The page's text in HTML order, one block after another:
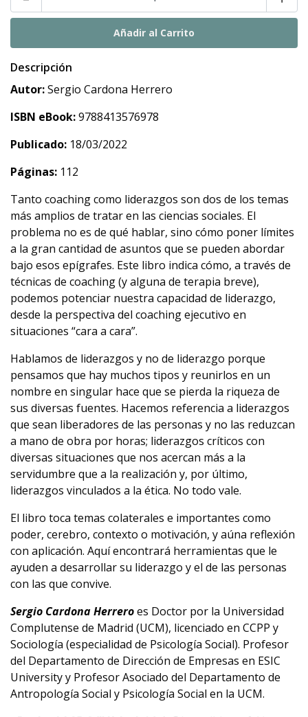
Descripción
Autor:Sergio Cardona Herrero
ISBN eBook:9788413576978
Publicado: 18/03/2022
Páginas: 112
Tanto coaching como liderazgos son dos de los temas
más amplios de tratar en las ciencias sociales. El
problema no es de qué hablar, sino cómo poner límites
a la gran cantidad de asuntos que se pueden abordar
bajo esos epígrafes. Este libro indica cómo, a través de
técnicas de coaching (y alguna de terapia breve),
podemos potenciar nuestra capacidad de liderazgo,
desde la perspectiva del coaching ejecutivo en
situaciones “cara a cara”.
Hablamos de liderazgos y no de liderazgo porque
pensamos que hay muchos tipos y reunirlos en un
nombre en singular hace que se pierda la riqueza de
sus diversas fuentes. Hacemos referencia a liderazgos
que sean liberadores de las personas y no las reduzcan
a mano de obra por horas; liderazgos críticos con
diversas situaciones que nos acercan más a la
servidumbre que a la realización y, por último,
liderazgos vinculados a la ética. No todo vale.
El libro toca temas colaterales e importantes como
poder, cerebro, contexto o motivación, y aúna reflexión
con aplicación. Aquí encontrará herramientas que le
ayuden a desarrollar su liderazgo y el de las personas
con las que convive.
Sergio Cardona Herreroes Doctor por la Universidad
Complutense de Madrid (UCM), licenciado en CCPP y
Sociología (especialidad de Psicología Social). Profesor
del Departamento de Dirección de Empresas en ESIC
University y Profesor Asociado del Departamento de
Antropología Social y Psicología Social en la UCM.